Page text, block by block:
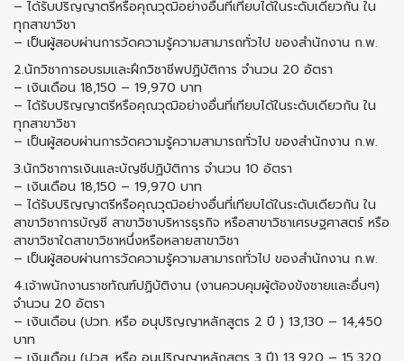
– ได้รับปริญญาตรีหรือคุณวุฒิอย่างอื่นที่เทียบได้ในระดับเดียวกัน ใน
ทุกสาขาวิชา
– เป็นผู้สอบผ่านการวัดความรู้ความสามารถทั่วไป ของสำนักงาน ก.พ.
2.นักวิชาการอบรมและฝึกวิชาชีพปฏิบัติการ จำนวน 20 อัตรา
– ​เงินเดือน 18,150 – 19,970 บาท
– ได้รับปริญญาตรีหรือคุณวุฒิอย่างอื่นที่เทียบได้ในระดับเดียวกัน ใน
ทุกสาขาวิชา
– เป็นผู้สอบผ่านการวัดความรู้ความสามารถทั่วไป ของสำนักงาน ก.พ.
3.นักวิชาการเงินและบัญชีปฏิบัติการ จำนวน 10 อัตรา
– ​เงินเดือน 18,150 – 19,970 บาท
– ได้รับปริญญาตรีหรือคุณวุฒิอย่างอื่นที่เทียบได้ในระดับเดียวกัน ใน
สาขาวิชาการบัญชี สาขาวิชาบริหารธุรกิจ หรือสาขาวิชาเศรษฐศาสตร์ หรือ
สาขาวิชาใดสาขาวิชาหนึ่งหรือหลายสาขาวิชา
– เป็นผู้สอบผ่านการวัดความรู้ความสามารถทั่วไป ของสำนักงาน ก.พ.
4.เจ้าพนักงานราชทัณฑ์ปฏิบัติงาน (งานควบคุมผู้ต้องขังชายและอื่นๆ)
จำนวน 20 อัตรา
– เงินเดือน (ปวท. หรือ อนุปริญญาหลักสูตร 2 ปี ) 13,130 – 14,450
บาท